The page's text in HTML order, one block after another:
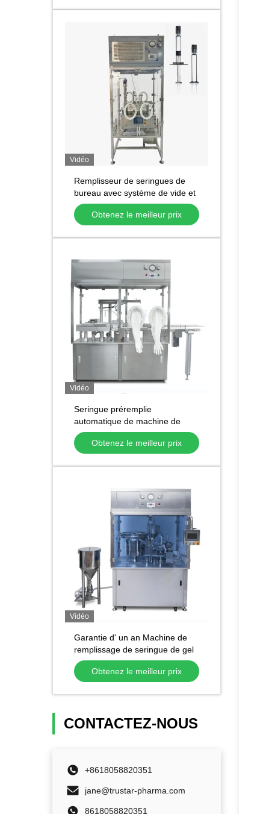
Vidéo
Remplisseur de seringues de
bureau avec système de vide et
protection contre le flux
laminaireObtenez le meilleur prix
Vidéo
Seringue préremplie
automatique de machine de
remplissage de seringue
préremplie pour le gel liquide de
Obtenez le meilleur prix
Vidéo
Garantie d' un an Machine de
remplissage de seringue de gel
en céramique jetable à haute
précisionObtenez le meilleur prix
CONTACTEZ-NOUS
+8618058820351
jane@trustar-pharma.com
8618058820351